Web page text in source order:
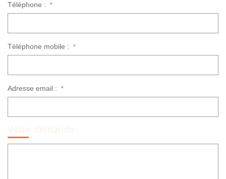
Téléphone : *
Téléphone mobile : *
Adresse email : *